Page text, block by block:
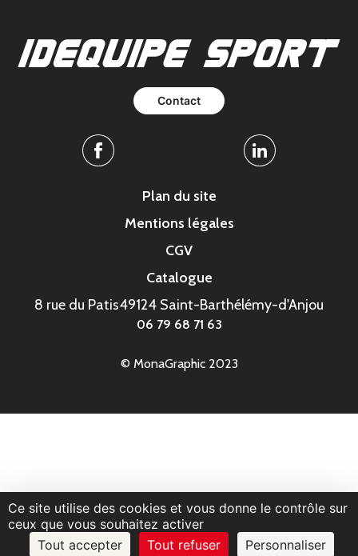
Contact
Facebook Linkedin
Plan du site
Mentions légales
CGV
Catalogue
8 rue du Patis49124 Saint-Barthélémy-d'Anjou
06 79 68 71 63
© MonaGraphic 2023
Ce site utilise des cookies et vous donne le contrôle sur
ceux que vous souhaitez activer
Tout accepter
Tout refuser Personnaliser